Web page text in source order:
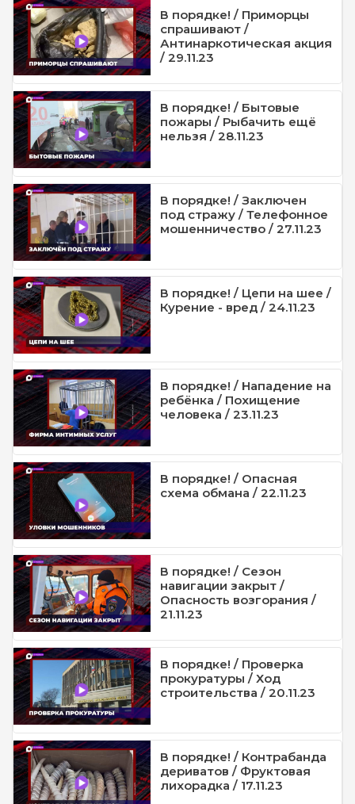
В порядке! / Приморцы
спрашивают /
Антинаркотическая акция
/ 29.11.23
В порядке! / Бытовые
пожары / Рыбачить ещё
нельзя / 28.11.23
В порядке! / Заключен
под стражу / Телефонное
мошенничество / 27.11.23
В порядке! / Цепи на шее /
Курение - вред / 24.11.23
В порядке! / Нападение на
ребёнка / Похищение
человека / 23.11.23
В порядке! / Опасная
схема обмана / 22.11.23
В порядке! / Сезон
навигации закрыт /
Опасность возгорания /
21.11.23
В порядке! / Проверка
прокуратуры / Ход
строительства / 20.11.23
В порядке! / Контрабанда
дериватов / Фруктовая
лихорадка / 17.11.23